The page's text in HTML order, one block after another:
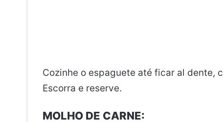
Cozinhe o espaguete até ficar al dente,
Escorra e reserve.
MOLHO DE CARNE: